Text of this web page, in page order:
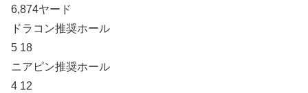
6,874ヤード
ドラコン推奨ホール
5 18
ニアピン推奨ホール
4 12